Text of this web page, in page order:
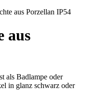
aus Porzellan IP54
aus
als Badlampe oder
in glanz schwarz oder